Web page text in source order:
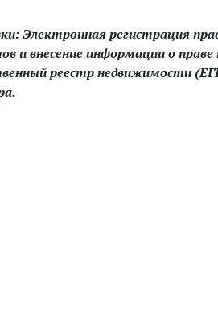
Электронная регистрация
и внесение информации о
реестр недвижимости